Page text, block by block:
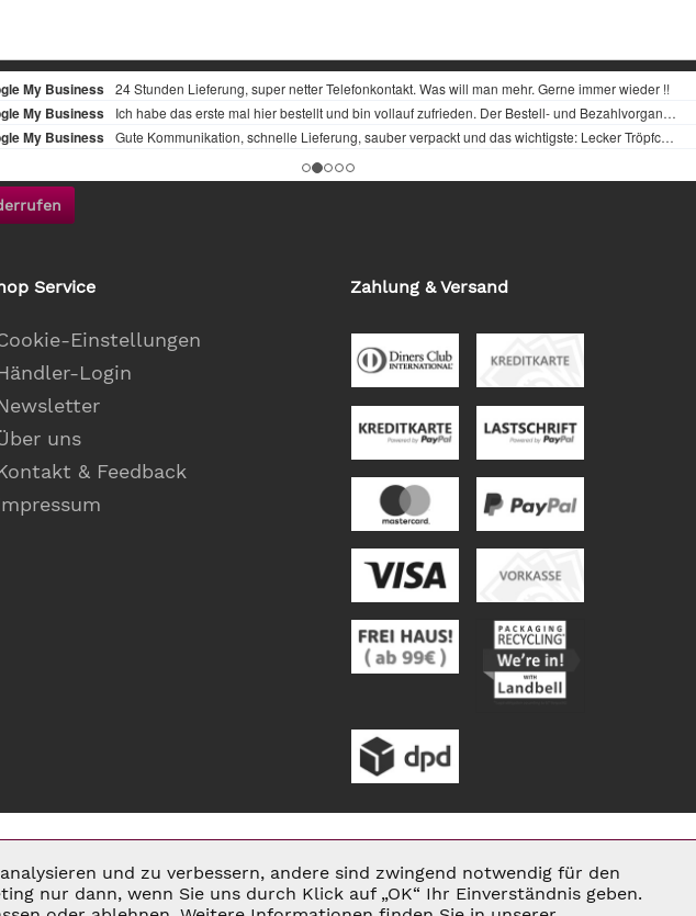
Service
Einstellungen
Login
uns
& Feedback
Zahlung & Versand
Aktiv
und zu verbessern, andere sind zwingend notwendig für den
nur dann, wenn Sie uns durch Klick auf „OK“ Ihr Einverständnis geben.